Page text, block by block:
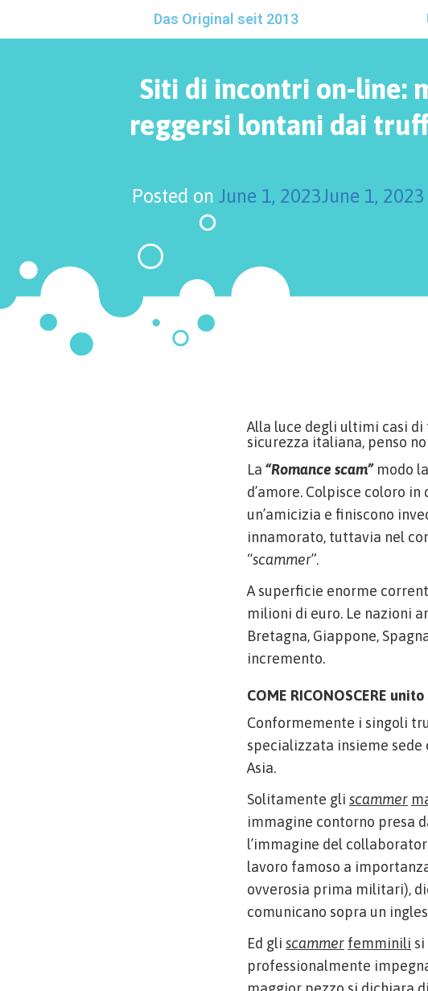
Das Original seit 2013
Siti di incontri on-line:
reggersi lontani dai
Posted on June 1, 2023June 1, 2023
Alla luce degli ultimi casi
sicurezza italiana, penso
La “Romance scam”modo
d’amore. Colpisce coloro
un’amicizia e finiscono
innamorato, tuttavia nel
“scammer”.
A superficie enorme
milioni di euro. Le nazioni
Bretagna, Giappone,
incremento.
COME RICONOSCERE unito
Conformemente i singoli
specializzata insieme sede
Asia.
Solitamente gli scammer
immagine contorno presa
l’immagine del
lavoro famoso a
ovverosia prima militari),
comunicano sopra un
Ed gli scammer femminili
professionalmente